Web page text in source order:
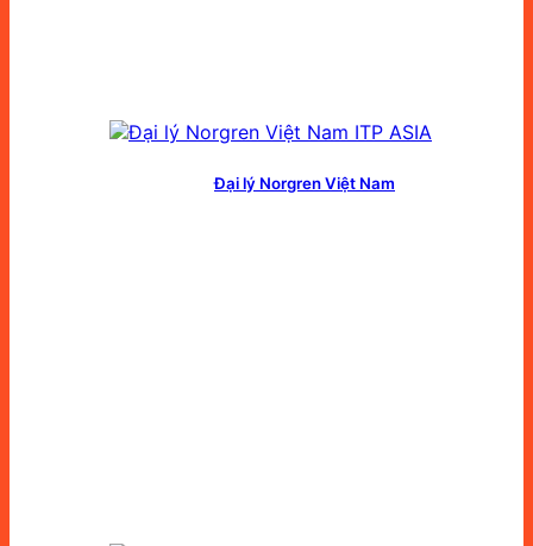
Đại lý Norgren Việt Nam